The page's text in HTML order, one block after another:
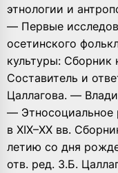
этнологии и
— Первые
осетинского
культуры: Сборник
Составитель и
Цаллагова. —
— Этносоциальное
в XIX–XX вв.
летию со дня
отв. ред. З.Б.